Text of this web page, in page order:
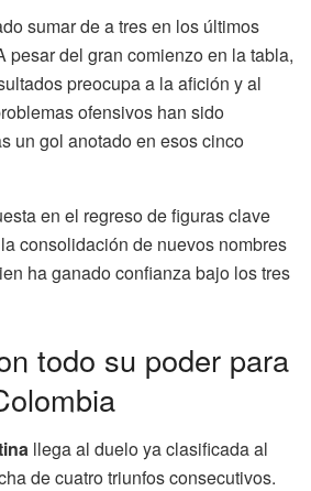
sumar de a tres en los últimos
pesar del gran comienzo en la tabla,
preocupa a la afición y al
ofensivos han sido
un gol anotado en esos cinco
en el regreso de figuras clave
consolidación de nuevos nombres
ha ganado confianza bajo los tres
todo su poder para
llega al duelo ya clasificada al
de cuatro triunfos consecutivos.